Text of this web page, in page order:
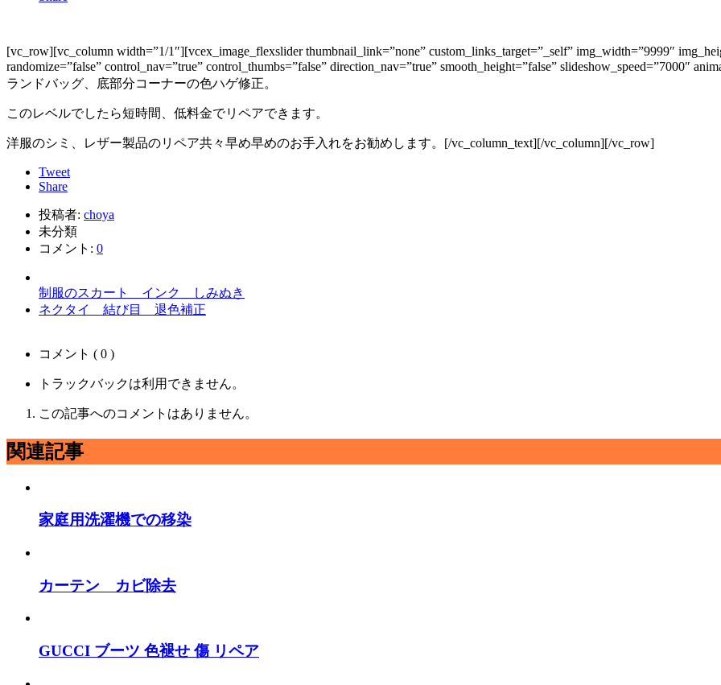
[vc_row][vc_column width=”1/1″][vcex_image_flexslider thumbnail_link=”none” custom_links_target=”_self” img_width=”9999″
randomize=”false” control_nav=”true” control_thumbs=”false” direction_nav=”true” smooth_height=”false” slideshow_speed=”7000″
ランドバッグ、底部分コーナーの色ハゲ修正。
このレベルでしたら短時間、低料金でリペアできます。
洋服のシミ、レザー製品のリペア共々早め早めのお手入れをお勧めします。[/vc_column_text][/vc_column][/vc_row]
Tweet
Share
投稿者: choya
未分類
コメント: 0
制服のスカート インク しみぬき
ネクタイ 結び目 退色補正
コメント ( 0 )
トラックバックは利用できません。
この記事へのコメントはありません。
関連記事
家庭用洗濯機での移染
カーテン カビ除去
GUCCI ブーツ 色褪せ 傷 リペア